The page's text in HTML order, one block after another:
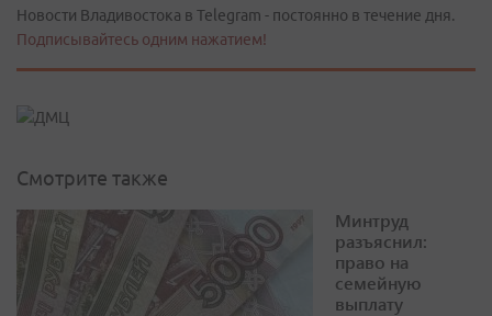
Новости Владивостока в Telegram - постоянно в течение дня.
Подписывайтесь одним нажатием!
Смотрите также
Минтруд
разъяснил:
право на
семейную
выплату